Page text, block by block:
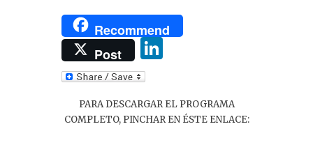
Recommend
Post
k
e
PARA DESCARGAR EL PROGRAMA
COMPLETO, PINCHAR EN ÉSTE ENLACE: